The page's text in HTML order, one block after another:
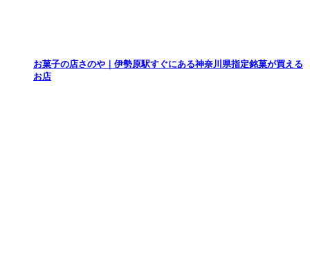
お菓子の店さのや｜伊勢原駅すぐにある神奈川県指定銘菓が買える
お店